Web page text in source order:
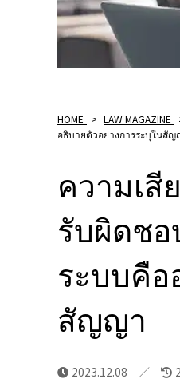
HOME > LAW MAGAZINE
อธิบายตัวอย่างการระบุในสัญ
ความเสี
รับผิดช
ระบบคือ
สัญญา
2023.12.08